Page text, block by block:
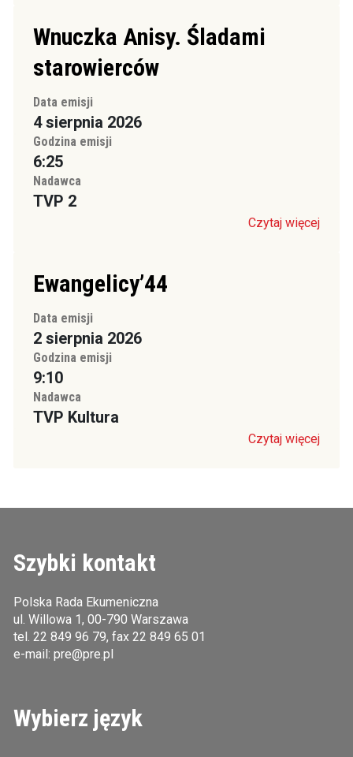
Wnuczka Anisy. Śladami
starowierców
Data emisji
4 sierpnia 2026
Godzina emisji
6:25
Nadawca
TVP 2
Czytaj więcej
Ewangelicy’44
Data emisji
2 sierpnia 2026
Godzina emisji
9:10
Nadawca
TVP Kultura
Czytaj więcej
Szybki kontakt
Polska Rada Ekumeniczna
ul. Willowa 1, 00-790 Warszawa
tel. 22 849 96 79, fax 22 849 65 01
e-mail: pre@pre.pl
Wybierz język